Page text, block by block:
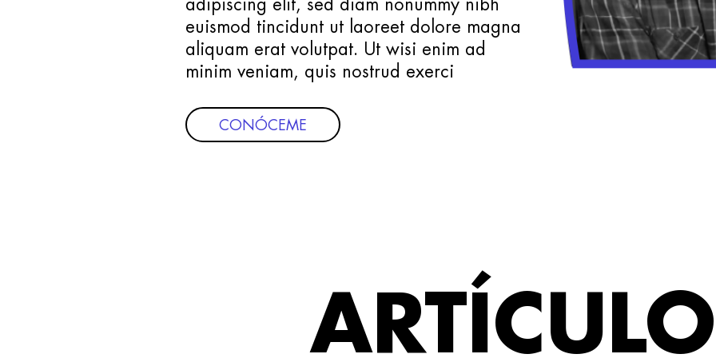
adipiscing elit, sed diam nonummy nibh
euismod tincidunt ut laoreet dolore magna
aliquam erat volutpat. Ut wisi enim ad
minim veniam, quis nostrud exerci
CONÓCEME